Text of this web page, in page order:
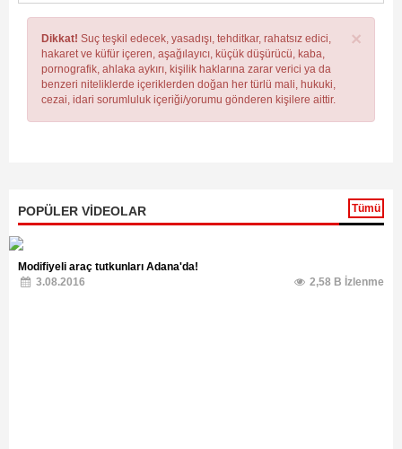
×
Dikkat! Suç teşkil edecek, yasadışı, tehditkar, rahatsız edici,
hakaret ve küfür içeren, aşağılayıcı, küçük düşürücü, kaba,
pornografik, ahlaka aykırı, kişilik haklarına zarar verici ya da
benzeri niteliklerde içeriklerden doğan her türlü mali, hukuki,
cezai, idari sorumluluk içeriği/yorumu gönderen kişilere aittir.
POPÜLER VİDEOLAR Tümü
Modifiyeli araç tutkunları Adana'da!
3.08.2016
2,58 B İzlenme